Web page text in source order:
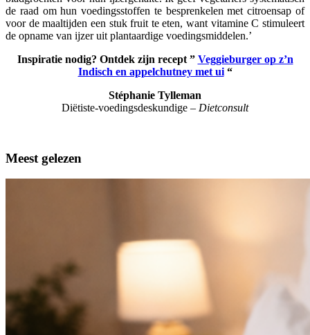
de raad om hun voedingsstoffen te besprenkelen met citroensap of
voor de maaltijden een stuk fruit te eten, want vitamine C stimuleert
de opname van ijzer uit plantaardige voedingsmiddelen.’
Inspiratie nodig? Ontdek zijn recept ” Veggieburger op z’n
Indisch en appelchutney met ui“
Stéphanie Tylleman
Diëtiste-voedingsdeskundige – Dietconsult
Meest gelezen